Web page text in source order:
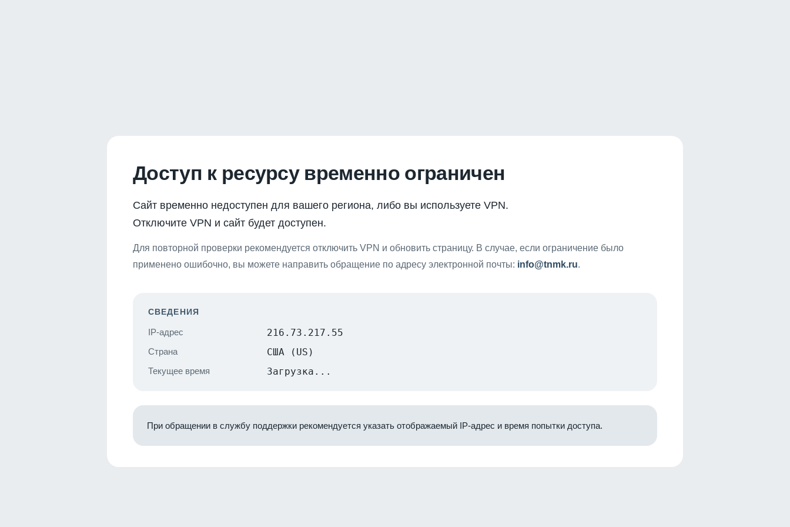
Доступ к ресурсу временно ограничен
Сайт временно недоступен для вашего региона, либо вы используете VPN.
Отключите VPN и сайт будет доступен.
Для повторной проверки рекомендуется отключить VPN и обновить страницу. В случае, если ограничение было
применено ошибочно, вы можете направить обращение по адресу электронной почты: info@tnmk.ru.
СВЕДЕНИЯ
IP-адрес 216.73.217.55
Страна США (US)
Текущее время Загрузка...
При обращении в службу поддержки рекомендуется указать отображаемый IP-адрес и время попытки доступа.